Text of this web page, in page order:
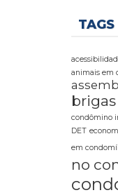
TAGS
animais em
condômino
DET
em
no